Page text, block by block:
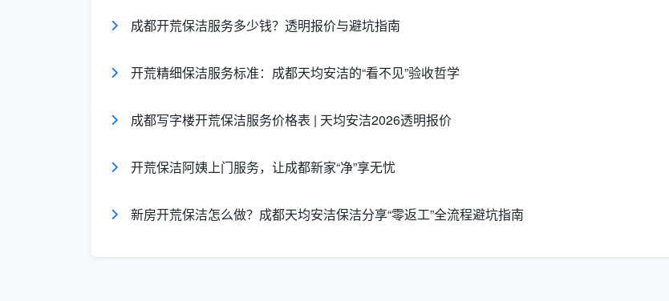
只是单平米的噱头价，真正落地必须回到上述四大变量。天均安洁保洁一直坚持先看现场、先对标
成都开荒保洁服务多少钱一个月
下费用均已包含工具、专业清洁剂、基础垃圾装袋与入险人工。
月度参考
成都开荒保洁服务多少钱？透明报价与避坑指南
开荒精细保洁服务标准：成都天均安洁的“看不见”验收哲学
成都写字楼开荒保洁服务价格表 | 天均安洁2026透明报价
开荒保洁阿姨上门服务，让成都新家“净”享无忧
新房开荒保洁怎么做？成都天均安洁保洁分享“零返工”全流程避坑指南